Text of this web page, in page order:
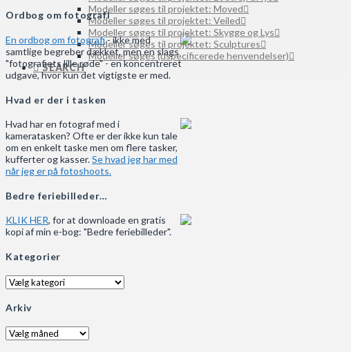
Modeller søges til projektet: Moved
Modeller søges til projektet: Veiled
Modeller søges til projektet: Skygge og Lys
Modeller søges til projektet: Sculptures
Modeller søges (uspecificerede henvendelser)
SEARCH
Ordbog om fotografi
En ordbog om fotografi- ikke med
samtlige begreber dækket, men en slags
"fotografiets lille røde" - en koncentreret
udgave, hvor kun det vigtigste er med.
Hvad er der i tasken
Hvad har en fotograf med i
kameratasken? Ofte er der ikke kun tale
om en enkelt taske men om flere tasker,
kufferter og kasser.Se hvad jeg har med
når jeg er på fotoshoots.
Bedre feriebilleder…
KLIK HER, for at downloade en gratis
kopi af min e-bog: "Bedre feriebilleder".
Kategorier
Kategorier
Arkiv
Arkiv